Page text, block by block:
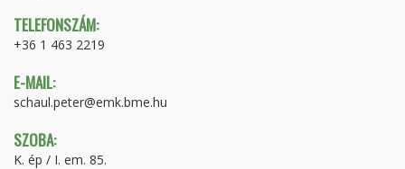
TELEFONSZÁM:
+36 1 463 2219
E-MAIL:
schaul.peter@emk.bme.hu
SZOBA:
K. ép / I. em. 85.